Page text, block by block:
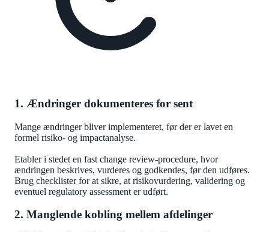
1. Ændringer dokumenteres for sent
Mange ændringer bliver implementeret, før der er lavet en
formel risiko- og impactanalyse.
Etabler i stedet en fast change review-procedure, hvor
ændringen beskrives, vurderes og godkendes, før den udføres.
Brug checklister for at sikre, at risikovurdering, validering og
eventuel regulatory assessment er udført.
2. Manglende kobling mellem afdelinger